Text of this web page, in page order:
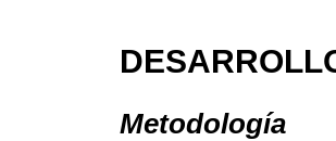
Metodología